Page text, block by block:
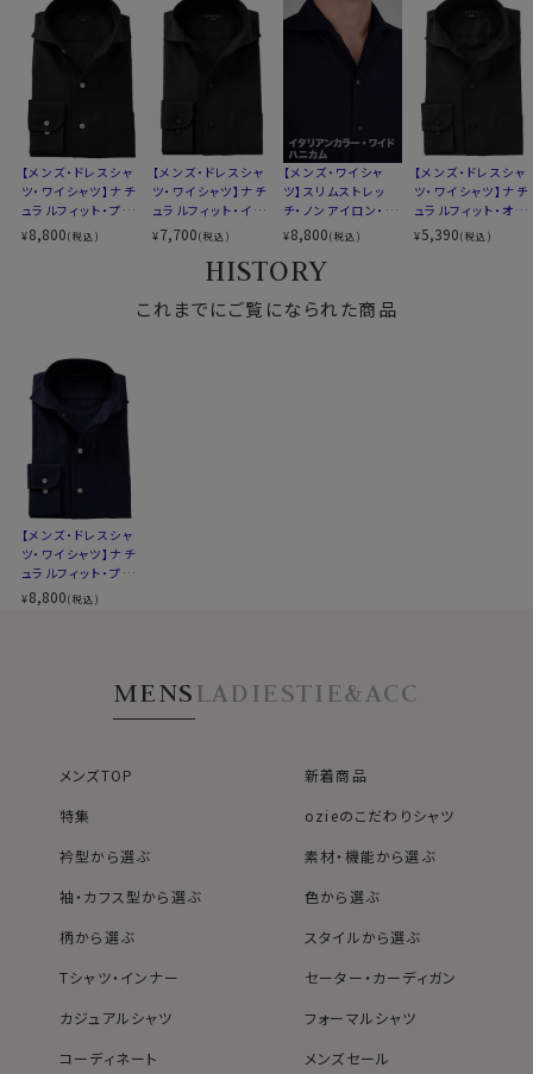
ノーネクタイ専用のややカジュアル度の高い商品であり
ながら、非常にエレガントなシャツです。
ノーネクタイのクールビズスタイルや、在宅・出勤といっ
たテレワークスタイルにうってつけのシャツといえるでし
ょう。
WEBミーティングの画面映えも抜群です！
また結婚式の二次会等ノーネクタイで臨むフォーマルや
パーティーシーンに特におすすめです。
りいっそうエレガンス度UPです。
カフス部分はコンバーチブルカフスになっておりますの
で、カフスボタンもご利用いただけます。
S-37～LL-43・3L-45･4L-47cm / トールM-88・L-90・
LL-90cm・全１２サイズにてご用意。(サイズ表C)
スポット商品につき再入荷はございませんのでご了承く
ださい。
30316
スタイル
ナチュラルフィット
生産国
中国
▼スポット商品につき再入荷はございませんのでご了承
ください
▼ナチュラルフィットとは？
後ろ身頃にダーツを入れて、ウエスト部分をやや絞ったス
タイルです。
適度に絞ったウエストラインは細すぎず、それでいてダボ
着心地を考え、細いだけのシャツとは一線を画したつくり
になっています。
は絞りを若干ゆるくしております。 細さを気にせず一般的
なサイズと同じ感覚でお選びください。
【メンズ・ドレスシャ
ツ・ワイシャツ】ナチ
ュラルフィット・プレ
ミアムコットン・から
み織り・イタリアンカ
¥8,800(税込)
【メンズ・ドレスシャ
ツ・ワイシャツ】ナチ
ュラルフィット・イタ
リアンカラー・ワイド
カラー・第一ボタン
¥7,700(税込)
【メンズ・ワイシャ
ツ】スリムストレッ
チ・ノンアイロン・ド
ライ・ニット・イタリ
アンカラー・ワイドカ
ラー・第一ボタンあ
り・ポケット無し
¥8,800(税込)
【メンズ・ドレスシャ
ツ・ワイシャツ】ナチ
ュラルフィット・オッ
クスフォード・イタリ
アンカラー・ワイドカ
¥5,390(税込)
HISTORY
これまでにご覧になられた商品
【メンズ・ドレスシャ
ツ・ワイシャツ】ナチ
ュラルフィット・プレ
ミアムコットン・から
み織り・イタリアンカ
¥8,800(税込)
MENSLADIESTIE&ACC
メンズTOP
新着商品
特集
ozieのこだわりシャツ
衿型から選ぶ
素材・機能から選ぶ
袖・カフス型から選ぶ
色から選ぶ
柄から選ぶ
スタイルから選ぶ
Tシャツ・インナー
セーター・カーディガン
カジュアルシャツ
フォーマルシャツ
コーディネート
メンズセール